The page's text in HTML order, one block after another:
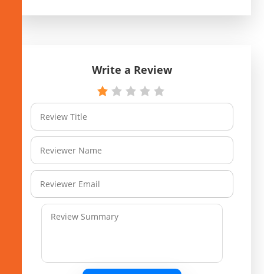
Write a Review